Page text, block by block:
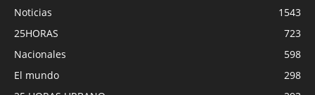
Noticias
1543
25HORAS
723
Nacionales
598
El mundo
298